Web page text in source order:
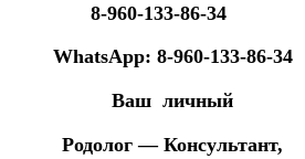
8-960-133-86-34
WhatsApp: 8-960-133-86-34
Ваш личный
Родолог — Консультант,